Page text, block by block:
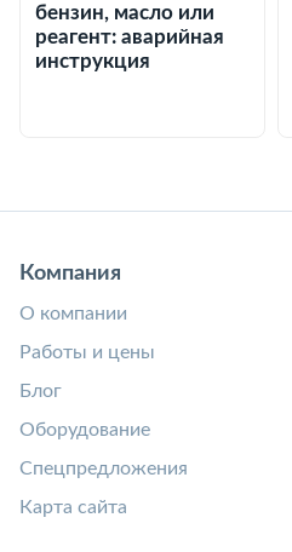
бензин, масло или
реагент: аварийная
инструкция
Компания
О компании
Работы и цены
Блог
Оборудование
Спецпредложения
Карта сайта